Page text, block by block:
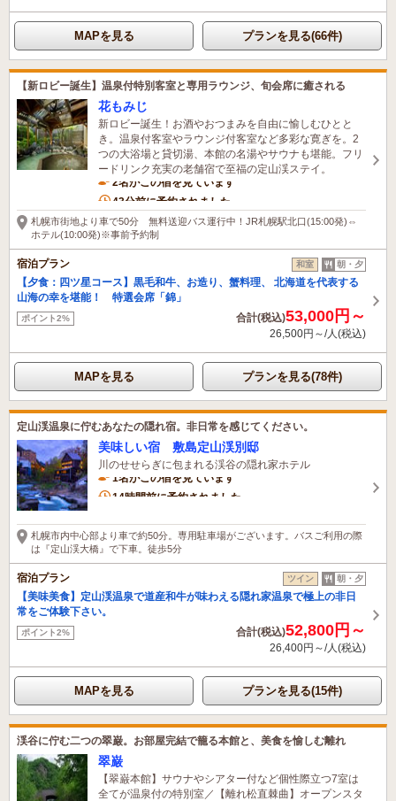
MAPを見る プランを見る(66件)
【新ロビー誕生】温泉付特別客室と専用ラウンジ、旬会席に癒される
花もみじ
新ロビー誕生！お酒やおつまみを自由に愉しむひとと
き。温泉付客室やラウンジ付客室など多彩な寛ぎを。2
つの大浴場と貸切湯、本館の名湯やサウナも堪能。フリ
ードリンク充実の老舗宿で至福の定山渓ステイ。
2名がこの宿を見ています
43分前に予約されました
札幌市街地より車で50分 無料送迎バス運行中！JR札幌駅北口(15:00発)⇔
ホテル(10:00発)※事前予約制
宿泊プラン 和室 朝・夕
【夕食：四ツ星コース】黒毛和牛、お造り、蟹料理、 北海道を代表する
山海の幸を堪能！ 特選会席「錦」
ポイント2% 合計(税込)53,000円～
26,500円～/人(税込)
MAPを見る プランを見る(78件)
定山渓温泉に佇むあなたの隠れ宿。非日常を感じてください。
美味しい宿 敷島定山渓別邸
川のせせらぎに包まれる渓谷の隠れ家ホテル
1名がこの宿を見ています
札幌市内中心部より車で約50分。専用駐車場がございます。バスご利用の際
は『定山渓大橋』で下車。徒歩5分
宿泊プラン ツイン 朝・夕
【美味美食】定山渓温泉で道産和牛が味わえる隠れ家温泉で極上の非日
常をご体験下さい。
ポイント2% 合計(税込)52,800円～
26,400円～/人(税込)
MAPを見る プランを見る(15件)
渓谷に佇む二つの翠巌。お部屋完結で籠る本館と、美食を愉しむ離れ
翠巌
【翠巌本館】サウナやシアター付など個性際立つ7室は
全てが温泉付の特別室／【離れ松直棘曲】オープンスタ